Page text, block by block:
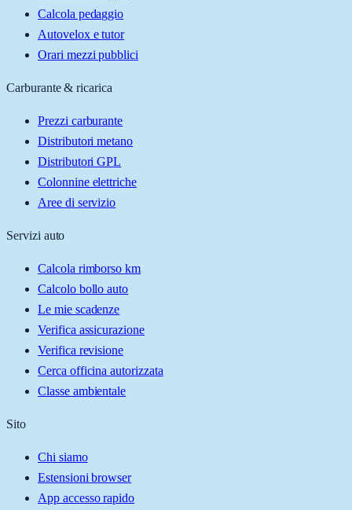
Calcola pedaggio
Autovelox e tutor
Orari mezzi pubblici
Carburante & ricarica
Prezzi carburante
Distributori metano
Distributori GPL
Colonnine elettriche
Aree di servizio
Servizi auto
Calcola rimborso km
Calcolo bollo auto
Le mie scadenze
Verifica assicurazione
Verifica revisione
Cerca officina autorizzata
Classe ambientale
Sito
Chi siamo
Estensioni browser
App accesso rapido